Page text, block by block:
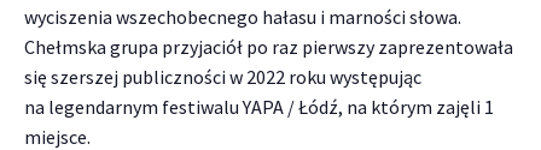
wyciszenia wszechobecnego hałasu i marności słowa.
Chełmska grupa przyjaciół po raz pierwszy zaprezentowała
się szerszej publiczności w 2022 roku występując
na legendarnym festiwalu YAPA / Łódź, na którym zajęli 1
miejsce.